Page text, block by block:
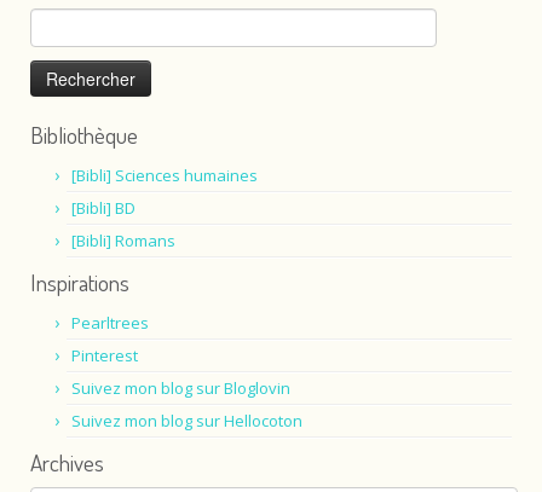
Rechercher :
Bibliothèque
[Bibli] Sciences humaines
[Bibli] BD
[Bibli] Romans
Inspirations
Pearltrees
Pinterest
Suivez mon blog sur Bloglovin
Suivez mon blog sur Hellocoton
Archives